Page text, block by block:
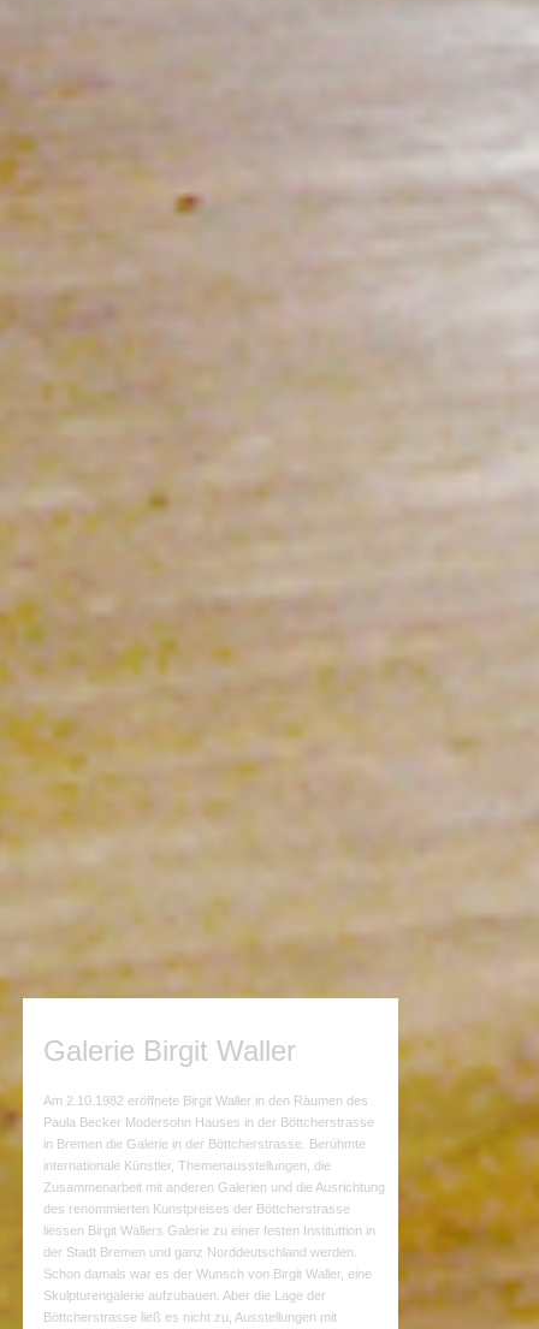
Galerie Birgit Waller
Am 2.10.1982 eröffnete Birgit Waller in den Räumen des
Paula Becker Modersohn Hauses in der Böttcherstrasse
in Bremen die Galerie in der Böttcherstrasse. Berühmte
internationale Künstler, Themenausstellungen, die
Zusammenarbeit mit anderen Galerien und die Ausrichtung
des renommierten Kunstpreises der Böttcherstrasse
liessen Birgit Wallers Galerie zu einer festen Instituttion in
der Stadt Bremen und ganz Norddeutschland werden.
Schon damals war es der Wunsch von Birgit Waller, eine
Skulpturengalerie aufzubauen. Aber die Lage der
Böttcherstrasse ließ es nicht zu, Ausstellungen mit